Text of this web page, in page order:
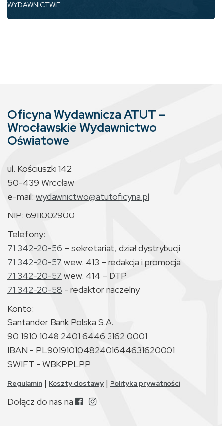
WYDAWNICTWIE
Oficyna Wydawnicza ATUT –
Wrocławskie Wydawnictwo
Oświatowe
ul. Kościuszki 142
50-439 Wrocław
e-mail: wydawnictwo@atutoficyna.pl
NIP: 6911002900
Telefony:
71 342-20-56 – sekretariat, dział dystrybucji
71 342-20-57 wew. 413 – redakcja i promocja
71 342-20-57 wew. 414 – DTP
71 342-20-58 - redaktor naczelny
Konto:
Santander Bank Polska S.A.
90 1910 1048 2401 6446 3162 0001
IBAN - PL90191010482401644631620001
SWIFT - WBKPPLPP
Regulamin | Koszty dostawy | Polityka prywatności
Dołącz do nas na